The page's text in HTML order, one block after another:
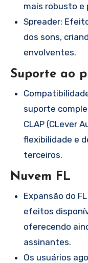
mais robusto e
Spreader:
dos sons,
envolventes.
Suporte ao
suporte
CLAP (CLever
flexibilidade e
terceiros.
Nuvem FL
Expansão do
efeitos
oferecendo
assinantes.
Os usuários